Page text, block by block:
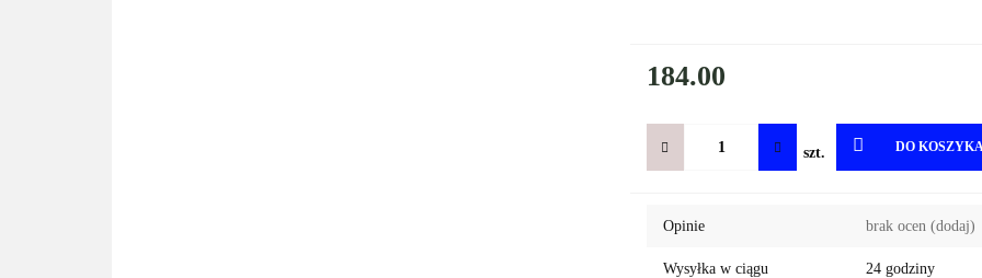
184.00
szt. DO
Opinie brak ocen (dodaj)
Wysyłka w ciągu 24 godziny